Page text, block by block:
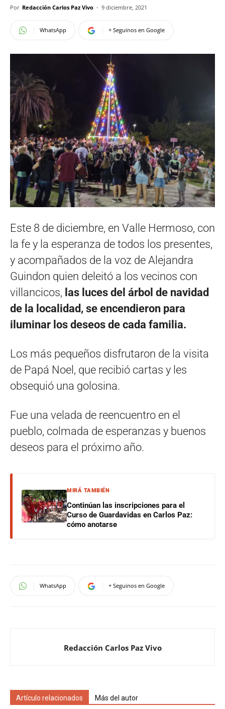
Por Redacción Carlos Paz Vivo - 9 diciembre, 2021
WhatsApp + Seguinos en Google
Este 8 de diciembre, en Valle Hermoso, con
la fe y la esperanza de todos los presentes,
y acompañados de la voz de Alejandra
Guindon quien deleitó a los vecinos con
villancicos, las luces del árbol de navidad
de la localidad, se encendieron para
iluminar los deseos de cada familia.
Los más pequeños disfrutaron de la visita
de Papá Noel, que recibió cartas y les
obsequió una golosina.
Fue una velada de reencuentro en el
pueblo, colmada de esperanzas y buenos
deseos para el próximo año.
MIRÁ TAMBIÉN
Continúan las inscripciones para el
Curso de Guardavidas en Carlos Paz:
cómo anotarse
WhatsApp + Seguinos en Google
Redacción Carlos Paz Vivo
Artículo relacionados Más del autor